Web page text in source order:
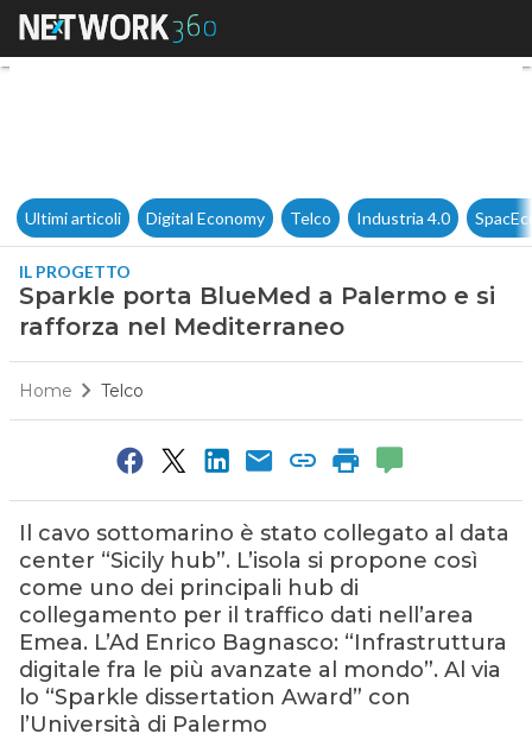
Sparkle porta BlueMed a
Ultimi articoli Digital Economy Telco Industria 4.0
IL PROGETTO
Sparkle porta BlueMed a Palermo e si
rafforza nel Mediterraneo
Home Telco
Il cavo sottomarino è stato collegato al data
center “Sicily hub”. L’isola si propone così
come uno dei principali hub di
collegamento per il traffico dati nell’area
Emea. L’Ad Enrico Bagnasco: “Infrastruttura
digitale fra le più avanzate al mondo”. Al via
lo “Sparkle dissertation Award” con
l’Università di Palermo